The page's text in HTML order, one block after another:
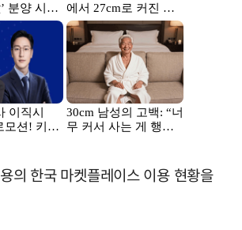
의 한국 마켓플레이스 이용 현황을